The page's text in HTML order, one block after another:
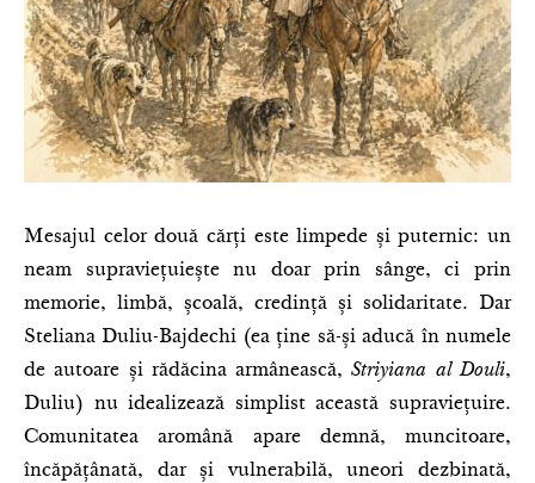
Mesajul celor două cărți este limpede și puternic: un
neam supraviețuiește nu doar prin sânge, ci prin
memorie, limbă, școală, credință și solidaritate. Dar
Steliana Duliu-Bajdechi (ea ține să-și aducă în numele
de autoare și rădăcina armânească,Striyiana al Douli,
Duliu) nu idealizează simplist această supraviețuire.
Comunitatea aromână apare demnă, muncitoare,
încăpățânată, dar și vulnerabilă, uneori dezbinată,